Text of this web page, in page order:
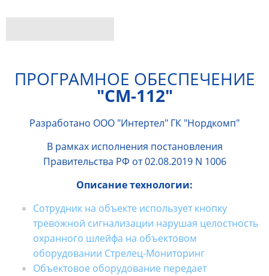
ПРОГРАМНОЕ ОБЕСПЕЧЕНИЕ
"СМ-112"
Разработано ООО "Интертел" ГК "Нордкомп"
В рамках исполнения постановления
Правительства РФ от 02.08.2019 N 1006
Описание технологии:
Сотрудник на объекте использует кнопку
тревожной сигнализации нарушая целостность
охранного шлейфа на объектовом
оборудовании Стрелец-Мониторинг
Объектовое оборудование передает